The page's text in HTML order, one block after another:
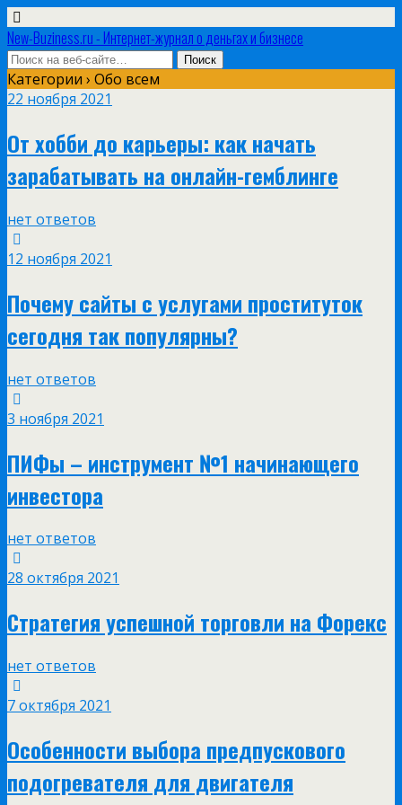
New-Buziness.ru - Интернет-журнал о деньгах и бизнесе
Категории › Обо всем
22 ноября 2021
От хобби до карьеры: как начать
зарабатывать на онлайн-гемблинге
нет ответов
12 ноября 2021
Почему сайты с услугами проституток
сегодня так популярны?
нет ответов
3 ноября 2021
ПИФы – инструмент №1 начинающего
инвестора
нет ответов
28 октября 2021
Стратегия успешной торговли на Форекс
нет ответов
7 октября 2021
Особенности выбора предпускового
подогревателя для двигателя